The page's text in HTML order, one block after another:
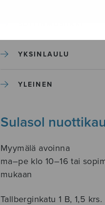
YKSINLAULU
YLEINEN
Sulasol
Myymälä avoinna
ma–pe klo 10–16 tai
mukaan
Tallberginkatu 1 B, 1,5 krs.